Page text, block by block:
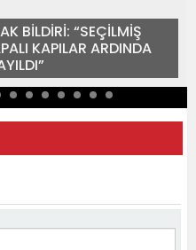
BİLDİRİ: “SEÇİLMİŞ
KAPILAR ARDINDA